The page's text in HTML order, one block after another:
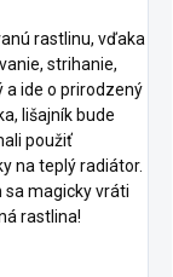
rastlinu, vďaka
strihanie,
a ide o prirodzený
lišajník bude
použiť
na teplý radiátor.
magicky vráti
rastlina!